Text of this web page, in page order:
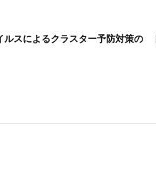
ルスによるクラスター予防対策の